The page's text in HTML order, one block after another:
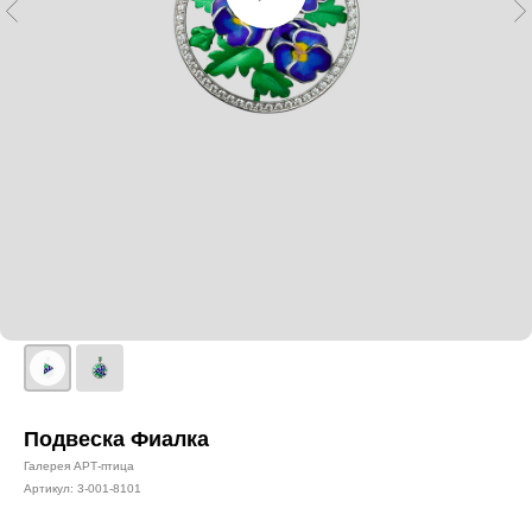
Подвеска Фиалка
Галерея АРТ-птица
Артикул: 3-001-8101